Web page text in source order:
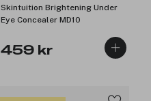
Skintuition Brightening Under
Eye Concealer MD10
459 kr